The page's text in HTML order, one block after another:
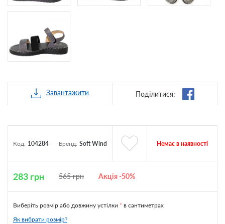
Завантажити Поділитися:
Код: 104284 Бренд: Soft Wind Немає в наявності
283 грн 565грн Акція -50%
Виберіть розмір або довжину устілки * в сантиметрах
Як вибрати розмір?